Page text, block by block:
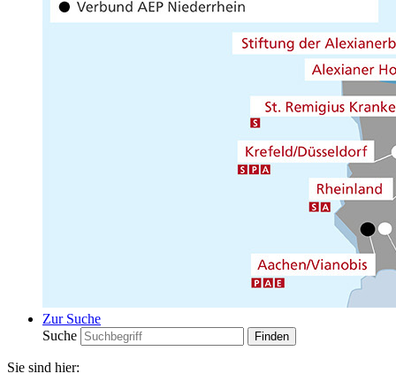
Zur Suche
Suche
Sie sind hier: